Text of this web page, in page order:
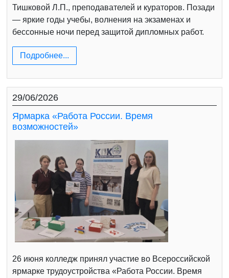
Тишковой Л.П., преподавателей и кураторов. Позади
— яркие годы учебы, волнения на экзаменах и
бессонные ночи перед защитой дипломных работ.
Подробнее...
29/06/2026
Ярмарка «Работа России. Время
возможностей»
26 июня колледж принял участие во Всероссийской
ярмарке трудоустройства «Работа России. Время